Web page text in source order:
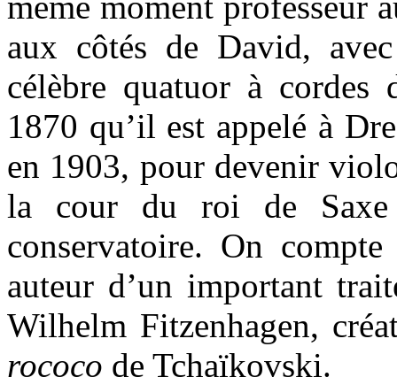
aux côtés de David,
célèbre quatuor à cordes
1870 qu’il est appelé à
en 1903, pour devenir
la cour du roi de Saxe
conservatoire. On
auteur d’un important
Wilhelm Fitzenhagen,
rococo de Tchaïkovski.